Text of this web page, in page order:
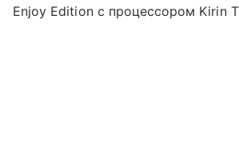
Enjoy Edition с процессором Kirin